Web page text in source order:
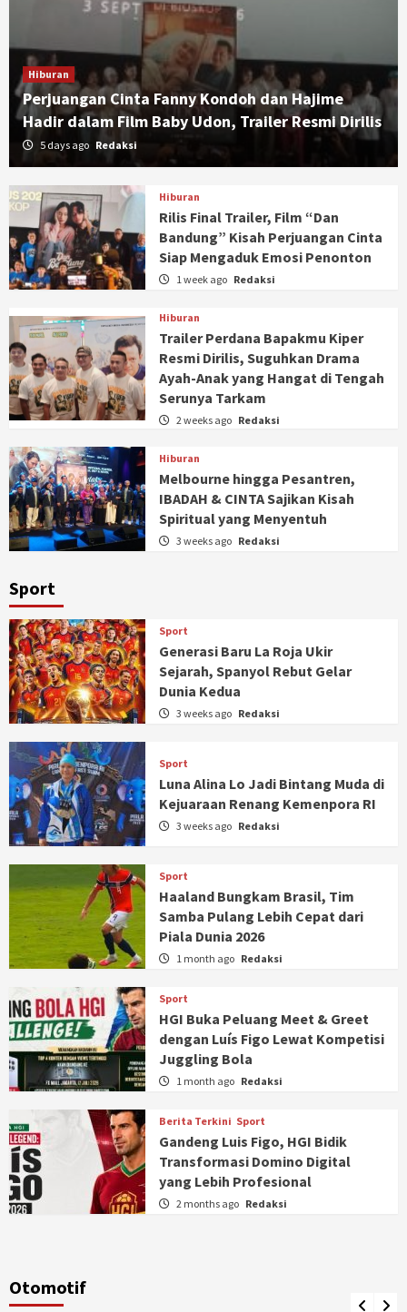
Hiburan
Perjuangan Cinta Fanny Kondoh dan Hajime
Hadir dalam Film Baby Udon, Trailer Resmi Dirilis
5 days ago Redaksi
Hiburan
Rilis Final Trailer, Film “Dan
Bandung” Kisah Perjuangan Cinta
Siap Mengaduk Emosi Penonton
1 week ago Redaksi
Hiburan
Trailer Perdana Bapakmu Kiper
Resmi Dirilis, Suguhkan Drama
Ayah-Anak yang Hangat di Tengah
Serunya Tarkam
2 weeks ago Redaksi
Hiburan
Melbourne hingga Pesantren,
IBADAH & CINTA Sajikan Kisah
Spiritual yang Menyentuh
3 weeks ago Redaksi
Sport
Sport
Generasi Baru La Roja Ukir
Sejarah, Spanyol Rebut Gelar
Dunia Kedua
3 weeks ago Redaksi
Sport
Luna Alina Lo Jadi Bintang Muda di
Kejuaraan Renang Kemenpora RI
3 weeks ago Redaksi
Sport
Haaland Bungkam Brasil, Tim
Samba Pulang Lebih Cepat dari
Piala Dunia 2026
1 month ago Redaksi
Sport
HGI Buka Peluang Meet & Greet
dengan Luís Figo Lewat Kompetisi
Juggling Bola
1 month ago Redaksi
Berita Terkini Sport
Gandeng Luis Figo, HGI Bidik
Transformasi Domino Digital
yang Lebih Profesional
2 months ago Redaksi
Otomotif